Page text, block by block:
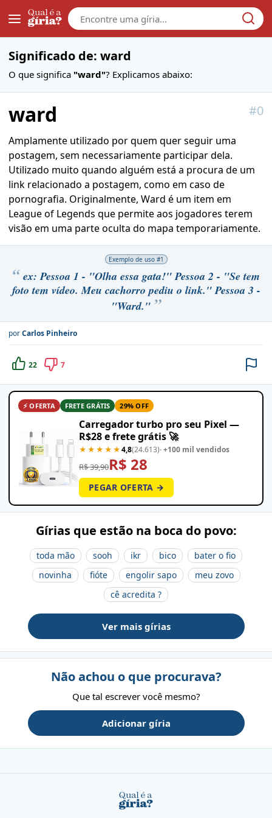
Galera
Significado de: ward
O que significa "ward"? Explicamos abaixo:
#0
ward
Amplamente utilizado por quem quer seguir uma
postagem, sem necessariamente participar dela.
Utilizado muito quando alguém está a procura de um
link relacionado a postagem, como em caso de
pornografia. Originalmente, Ward é um item em
League of Legends que permite aos jogadores terem
visão em uma parte oculta do mapa temporariamente.
Exemplo de uso #1
ex: Pessoa 1 - "Olha essa gata!" Pessoa 2 - "Se tem
foto tem vídeo. Meu cachorro pediu o link." Pessoa 3 -
"Ward."
porCarlos Pinheiro
22 7
⚡ OFERTA FRETE GRÁTIS 29% OFF
Carregador turbo pro seu Pixel —
R$28 e frete grátis 🚀
★★★★★4,8(24.613)· +100 mil vendidos
R$ 39,90R$ 28
PEGAR OFERTA →
Gírias que estão na boca do povo:
toda mão sooh ikr bico
bater o fio
novinha
fióte engolir sapo
meu zovo
cê acredita ?
Ver mais gírias
Não achou o que procurava?
Que tal escrever você mesmo?
Adicionar gíria